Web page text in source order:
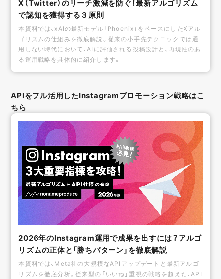
X（Twitter）のリーチ激減を防ぐ！最新アルゴリズム
で認知を獲得する３原則
本資料では、xAIの最新モデル「Phoenix」をベースにしたXアル
ゴリズムの仕組みを徹底解説。従来の小手先テクニックでは通
用しない時代において、AIに評価される投稿設計と、再現性のあ
る運用戦略を具体的に紹介します。
APIをフル活用したInstagramプロモーション戦略はこ
ちら
2026年のInstagram運用で成果を出すには？アルゴ
リズムの正体と「勝ちパターン」を徹底解説
本資料では、Meta社の大規模なAPIアップデートと最新アルゴ
リズムを徹底分析。従来型の「いいね」重視の戦略を超えた、API